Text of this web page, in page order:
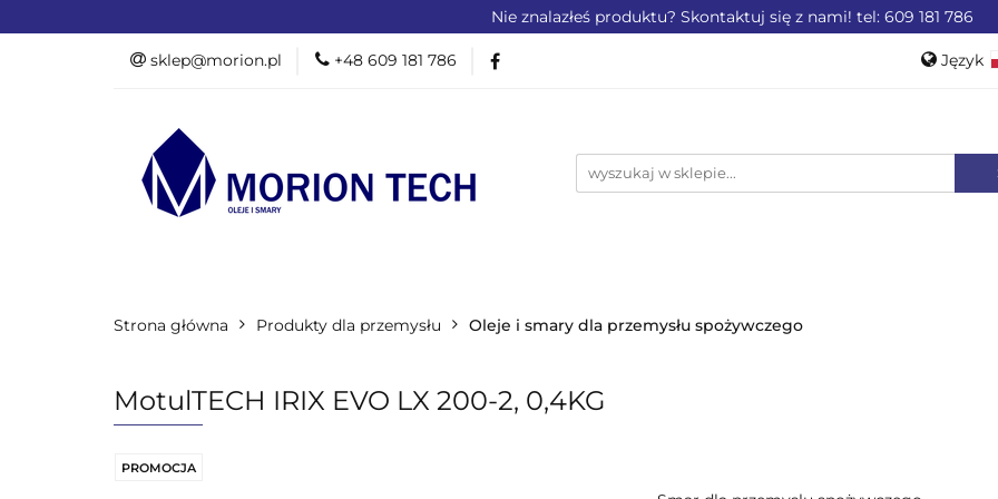
Nie znalazłeś produktu? Skontaktuj się z nami! tel: 609 181 786
sklep@morion.pl +48 609 181 786 Język
PROMOCJE %
OFERTA DLA PRZEMYSŁU OFERTA DLA LOTNICTWA OFERTA
Strona główna Produkty dla przemysłu Oleje i smary dla przemysłu spożywczego
MotulTECH IRIX EVO LX 200-2, 0,4KG
PROMOCJA